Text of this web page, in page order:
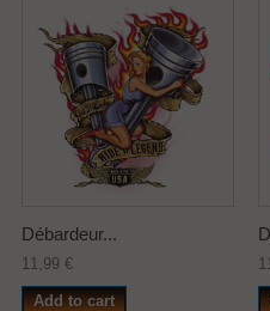
Débardeur...
11,99 €
Add to cart